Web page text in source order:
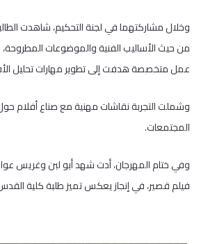
وخلال مشاركتهما في لجنة التحكيم، شاهدت
من حيث الأساليب الفنية والموضوعات
عمل متخصصة هدفت إلى تطوير مهارات تحليل
وشملت التجربة نقاشات مهنية مع صناع أفلام
المجتمعات.
وفي ختام المهرجان، أدت شهد أبو لبن وغريس
فيلم قصير، في إنجاز يعكس تميز طلبة كلية